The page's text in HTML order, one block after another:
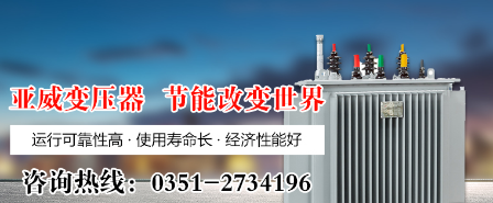
产品展示
联系我们